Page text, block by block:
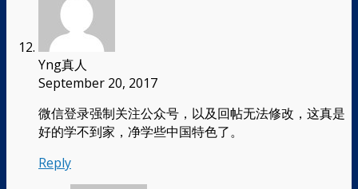
Yng真人
September 20, 2017
微信登录强制关注公众号，以及回帖无法修改，这真是
好的学不到家，净学些中国特色了。
Reply